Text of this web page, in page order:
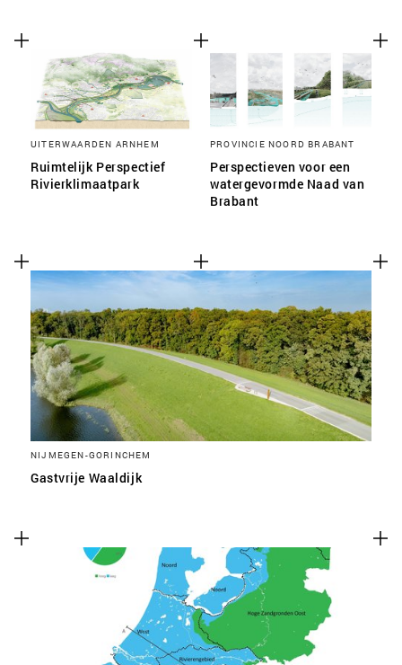
UITERWAARDEN ARNHEM
Ruimtelijk Perspectief
Rivierklimaatpark
PROVINCIE NOORD BRABANT
Perspectieven voor een
watergevormde Naad van
Brabant
NIJMEGEN-GORINCHEM
Gastvrije Waaldijk